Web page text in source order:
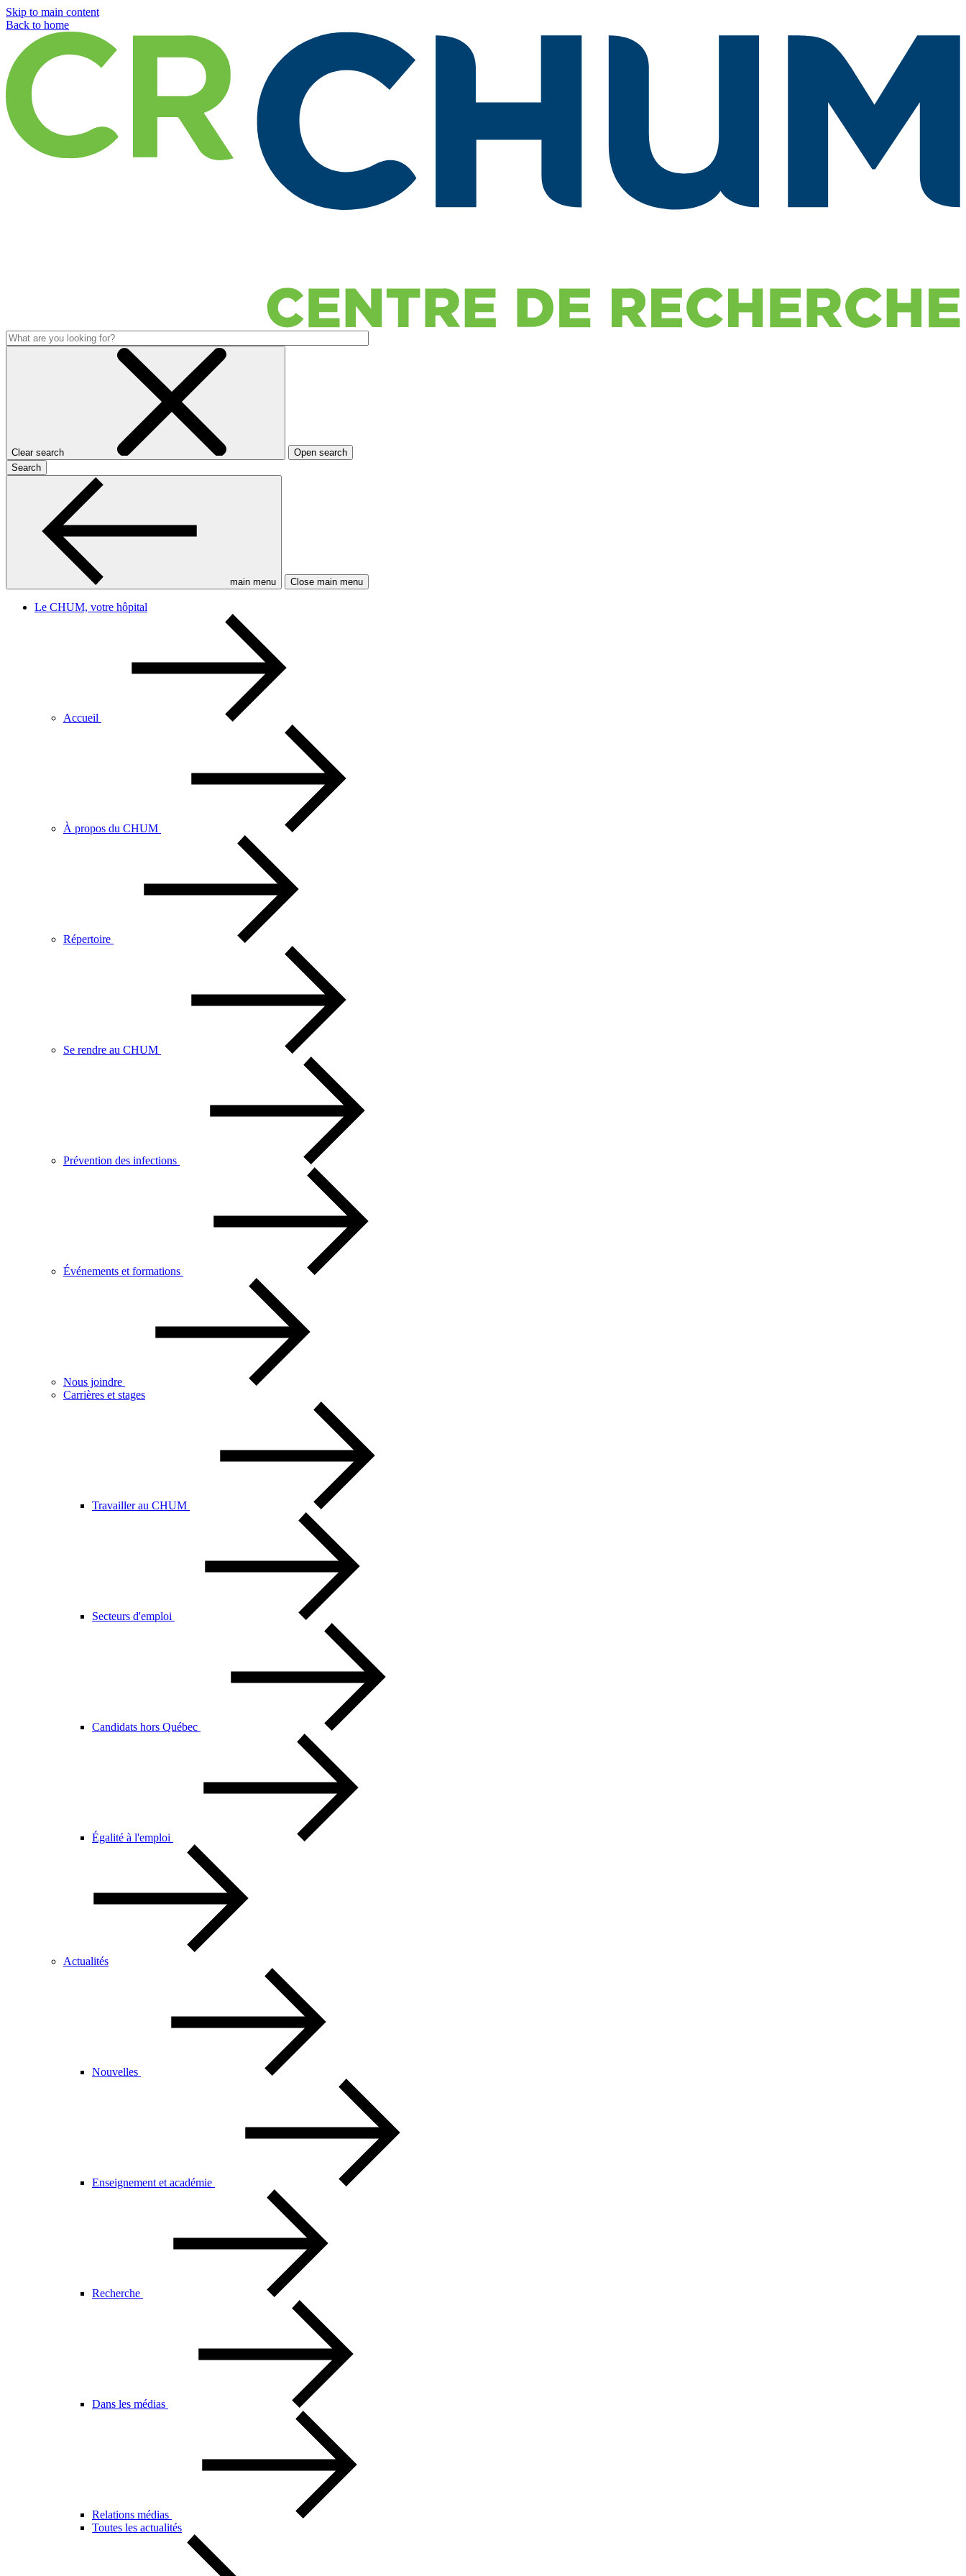
Skip to main content
Back to home
Clear search
Open search
Search
main menu Close main menu
Le CHUM, votre hôpital
Accueil
À propos du CHUM
Répertoire
Se rendre au CHUM
Prévention des infections
Événements et formations
Nous joindre
Carrières et stages
Travailler au CHUM
Secteurs d'emploi
Candidats hors Québec
Égalité à l'emploi
Actualités
Nouvelles
Enseignement et académie
Recherche
Dans les médias
Relations médias
Toutes les actualités